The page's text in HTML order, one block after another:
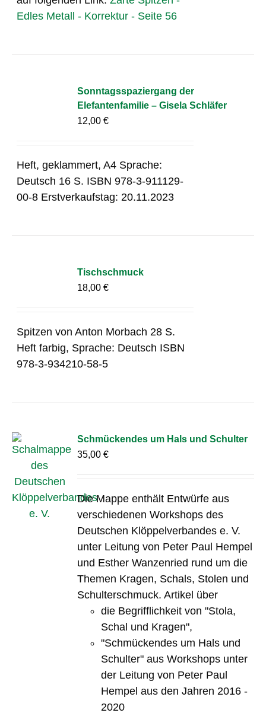
Edles Metall - Korrektur - Seite 56
Sonntagsspaziergang der
Elefantenfamilie – Gisela Schläfer
12,00€
Heft, geklammert, A4 Sprache:
Deutsch 16 S. ISBN 978-3-911129-
00-8 Erstverkaufstag: 20.11.2023
Tischschmuck
18,00€
Spitzen von Anton Morbach 28 S.
Heft farbig, Sprache: Deutsch ISBN
978-3-934210-58-5
Schmückendes um Hals und Schulter
35,00€
Die Mappe enthält Entwürfe aus
verschiedenen Workshops des
Deutschen Klöppelverbandes e. V.
unter Leitung von Peter Paul Hempel
und Esther Wanzenried rund um die
Themen Kragen, Schals, Stolen und
Schulterschmuck. Artikel über
die Begrifflichkeit von "Stola,
Schal und Kragen",
"Schmückendes um Hals und
Schulter" aus Workshops unter
der Leitung von Peter Paul
Hempel aus den Jahren 2016 -
2020